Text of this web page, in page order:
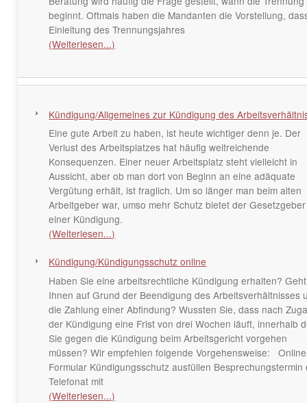
beginnt. Oftmals haben die Mandanten die Vorstellung,
Einleitung des Trennungsjahres
(Weiterlesen...)
Kündigung/Allgemeines zur Kündigung des
Eine gute Arbeit zu haben, ist heute wichtiger denn je. Der
Verlust des Arbeitsplatzes hat häufig weitreichende
Konsequenzen. Einer neuer Arbeitsplatz steht vielleicht in
Aussicht, aber ob man dort von Beginn an eine adäquate
Vergütung erhält, ist fraglich. Um so länger man beim alten
Arbeitgeber war, umso mehr Schutz bietet der
einer Kündigung.
(Weiterlesen...)
Kündigung/Kündigungsschutz online
Haben Sie eine arbeitsrechtliche Kündigung erhalten?
Ihnen auf Grund der Beendigung des Arbeitsverhältnisses
die Zahlung einer Abfindung? Wussten Sie, dass nach
der Kündigung eine Frist von drei Wochen läuft, innerhalb
Sie gegen die Kündigung beim Arbeitsgericht vorgehen
müssen? Wir empfehlen folgende Vorgehensweise:
Formular Kündigungsschutz ausfüllen Besprechungstermin
Telefonat mit
(Weiterlesen...)